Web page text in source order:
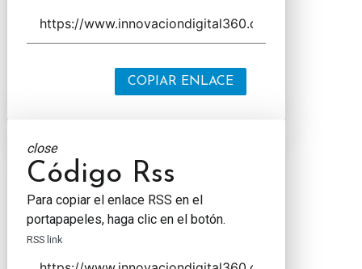
COPIAR ENLACE
close
Código Rss
Para copiar el enlace RSS en el
portapapeles, haga clic en el botón.
RSS link